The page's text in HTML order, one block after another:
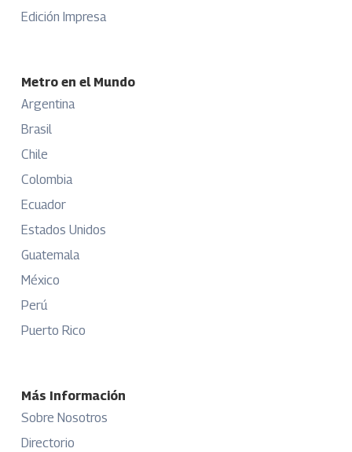
Edición Impresa
Metro en el Mundo
Argentina
Brasil
Chile
Colombia
Ecuador
Estados Unidos
Guatemala
México
Perú
Puerto Rico
Más Información
Sobre Nosotros
Directorio